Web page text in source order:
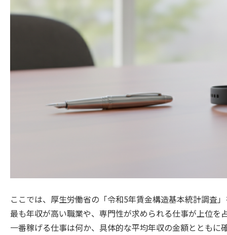
ここでは、厚生労働省の「令和5年賃金構造基本統計調査
最も年収が高い職業や、専門性が求められる仕事が上位を
一番稼げる仕事は何か、具体的な平均年収の金額ととも